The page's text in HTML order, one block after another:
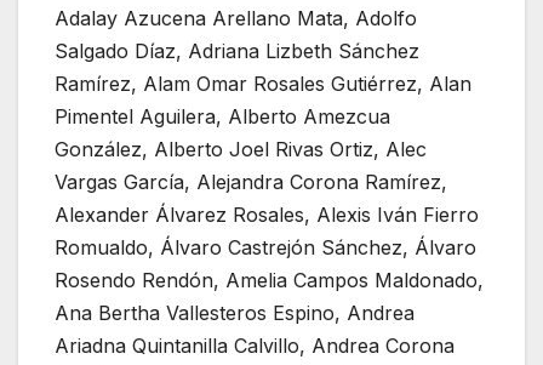
Adalay Azucena Arellano Mata, Adolfo
Salgado Díaz, Adriana Lizbeth Sánchez
Ramírez, Alam Omar Rosales Gutiérrez, Alan
Pimentel Aguilera, Alberto Amezcua
González, Alberto Joel Rivas Ortiz, Alec
Vargas García, Alejandra Corona Ramírez,
Alexander Álvarez Rosales, Alexis Iván Fierro
Romualdo, Álvaro Castrejón Sánchez, Álvaro
Rosendo Rendón, Amelia Campos Maldonado,
Ana Bertha Vallesteros Espino, Andrea
Ariadna Quintanilla Calvillo, Andrea Corona